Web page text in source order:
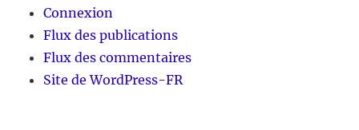
Connexion
Flux des publications
Flux des commentaires
Site de WordPress-FR